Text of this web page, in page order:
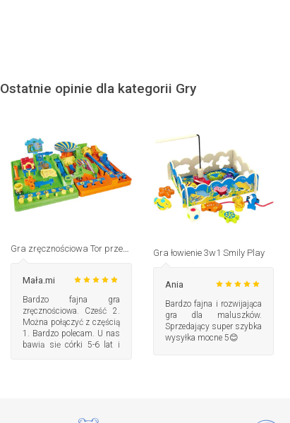
Ostatnie opinie dla kategorii Gry
Mała.mi
Bardzo fajna gra
zręcznościowa. Cześć 2.
Można połączyć z częścią
1. Bardzo polecam. U nas
bawią się córki 5-6 lat i
Gra łowienie 3w1 Smily Play
Ania
Bardzo fajna i rozwijająca
gra dla maluszków.
Sprzedający super szybka
wysyłka mocne 5😊